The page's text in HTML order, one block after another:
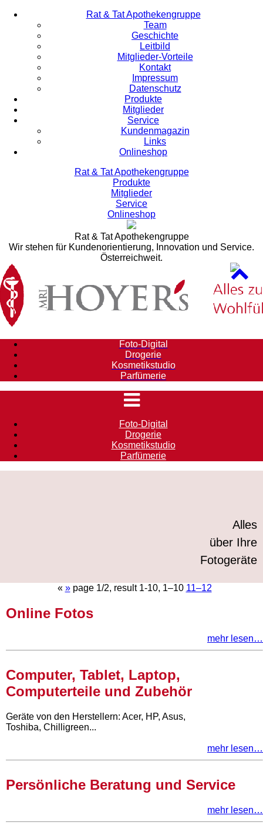
Rat & Tat Apothekengruppe
Team
Geschichte
Leitbild
Mitglieder-Vorteile
Kontakt
Impressum
Datenschutz
Produkte
Mitglieder
Service
Kundenmagazin
Links
Onlineshop
Rat & Tat Apothekengruppe
Produkte
Mitglieder
Service
Onlineshop
Rat & Tat Apothekengruppe
Wir stehen für Kundenorientierung, Innovation und Service.
Österreichweit.
Foto-Digital
Drogerie
Kosmetikstudio
Parfümerie
Foto-Digital
Drogerie
Kosmetikstudio
Parfümerie
Alles
über Ihre
Fotogeräte
« »page 1/2, result 1-10, 1–10 11–12
Online Fotos
mehr lesen…
Computer, Tablet, Laptop,
Computerteile und Zubehör
Geräte von den Herstellern: Acer, HP, Asus,
Toshiba, Chilligreen...
mehr lesen…
Persönliche Beratung und Service
mehr lesen…